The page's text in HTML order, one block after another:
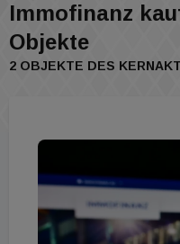
Immofinanz
Objekte
2 OBJEKTE DES